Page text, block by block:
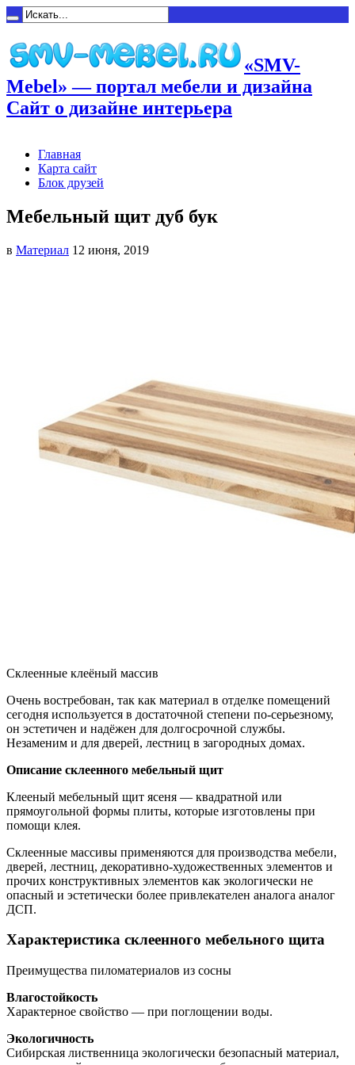
«SMV-
Mebel» — портал мебели и дизайна
Сайт о дизайне интерьера
Главная
Карта сайт
Блок друзей
Мебельный щит дуб бук
в Материал 12 июня, 2019
Склеенные клеёный массив
Очень востребован, так как материал в отделке помещений
сегодня используется в достаточной степени по-серьезному,
он эстетичен и надёжен для долгосрочной службы.
Незаменим и для дверей, лестниц в загородных домах.
Описание склеенного мебельный щит
Клееный мебельный щит ясеня — квадратной или
прямоугольной формы плиты, которые изготовлены при
помощи клея.
Склеенные массивы применяются для производства мебели,
дверей, лестниц, декоративно-художественных элементов и
прочих конструктивных элементов как экологически не
опасный и эстетически более привлекателен аналога аналог
ДСП.
Характеристика склеенного мебельного щита
Преимущества пиломатериалов из сосны
Влагостойкость
Характерное свойство — при поглощении воды.
Экологичность
Сибирская лиственница экологически безопасный материал,